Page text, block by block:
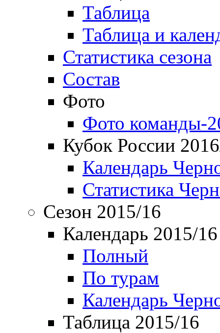
Таблица
Таблица и
Статистика сезона
Состав
Фото
Фото команды-
Кубок России
Календарь
Статистика
Сезон 2015/16
Календарь 2015/16
Полный
По турам
Календарь
Таблица 2015/16